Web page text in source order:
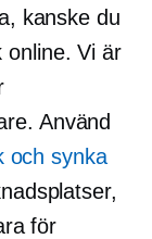
kanske du
online. Vi är
Använd
och synka
för